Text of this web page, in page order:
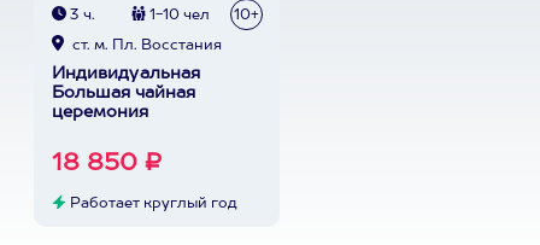
3 ч. 1-10 чел 10+
ст. м. Пл. Восстания
Индивидуальная
Большая чайная
церемония
18 850 ₽
Работает круглый год